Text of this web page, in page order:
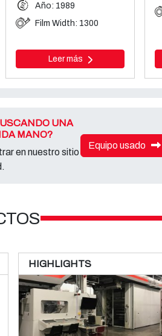
Año: 1989
Film Width: 1300
Leer más
UNA
MANO?
en nuestro sitio
Equipo usado
HIGHLIGHTS